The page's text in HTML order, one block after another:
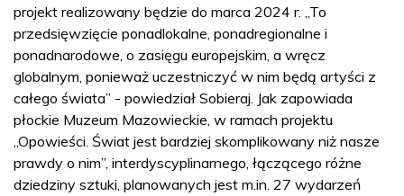
projekt realizowany będzie do marca 2024 r. „To
przedsięwzięcie ponadlokalne, ponadregionalne i
ponadnarodowe, o zasięgu europejskim, a wręcz
globalnym, ponieważ uczestniczyć w nim będą artyści z
całego świata” - powiedział Sobieraj. Jak zapowiada
płockie Muzeum Mazowieckie, w ramach projektu
„Opowieści. Świat jest bardziej skomplikowany niż nasze
prawdy o nim”, interdyscyplinarnego, łączącego różne
dziedziny sztuki, planowanych jest m.in. 27 wydarzeń